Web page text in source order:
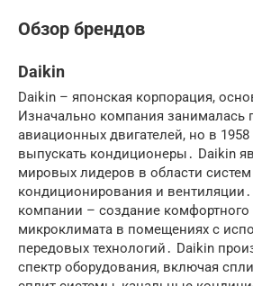
Обзор брендов
Daikin
Daikin – японская корпорация,
Изначально компания занималась
авиационных двигателей, но в 1958
выпускать кондиционеры․ Daikin
мировых лидеров в области систем
кондиционирования и
компании – создание комфортного
микроклимата в помещениях с
передовых технологий․ Daikin
спектр оборудования, включая